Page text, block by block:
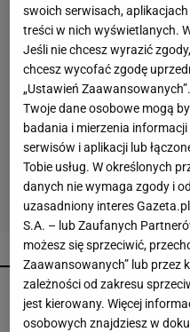
POPULARNE
Zwykły staw
ryba przeszła
swoich serwisach,
treści w nich wyświetlanych.
Jeśli nie chcesz wyrazić
chcesz wycofać zgodę
„Ustawień Zaawansowanych”.
Twoje dane osobowe mogą
badania i mierzenia
serwisów i aplikacji lub
Tobie usług. W określonych
danych nie wymaga zgody i
uzasadniony interes
S.A. – lub Zaufanych
możesz się sprzeciwić,
Zaawansowanych” lub przez
zależności od zakresu
jest kierowany. Więcej
osobowych znajdziesz w